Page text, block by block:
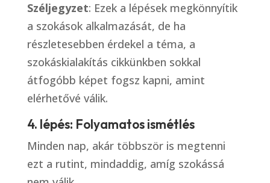
Széljegyzet: Ezek a lépések megkönnyítik
a szokások alkalmazását, de ha
részletesebben érdekel a téma, a
szokáskialakítás cikkünkben sokkal
átfogóbb képet fogsz kapni, amint
elérhetővé válik.
4. lépés: Folyamatos ismétlés
Minden nap, akár többször is megtenni
ezt a rutint, mindaddig, amíg szokássá